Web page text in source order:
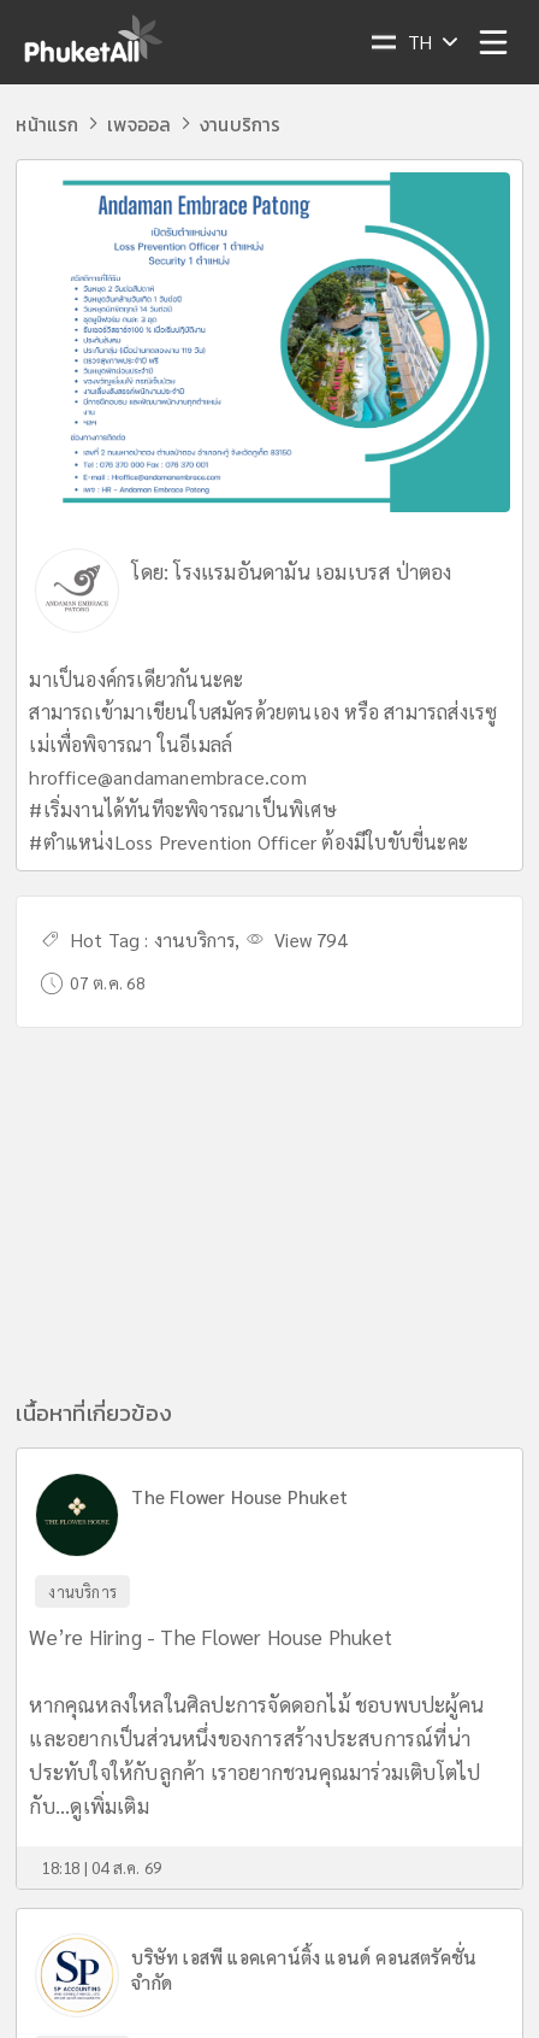
TH
หน้าแรก เพจออล งานบริการ
โดย:โรงแรมอันดามัน เอมเบรส ป่าตอง
มาเป็นองค์กรเดียวกันนะคะ
สามารถเข้ามาเขียนใบสมัครด้วยตนเอง หรือ สามารถส่งเรซู
เม่เพื่อพิจารณา ในอีเมลล์
hroffice@andamanembrace.com
#เริ่มงานได้ทันทีจะพิจารณาเป็นพิเศษ
#ตำแหน่งLoss Prevention Officer ต้องมีใบขับขี่นะคะ
Hot Tag : งานบริการ, View 794
07 ต.ค. 68
เนื้อหาที่เกี่ยวข้อง
The Flower House Phuket
งานบริการ
We’re Hiring - The Flower House Phuket
หากคุณหลงใหลในศิลปะการจัดดอกไม้ ชอบพบปะผู้คน
และอยากเป็นส่วนหนึ่งของการสร้างประสบการณ์ที่น่า
ประทับใจให้กับลูกค้า เราอยากชวนคุณมาร่วมเติบโตไป
กับ...ดูเพิ่มเติม
18:18 | 04 ส.ค. 69
บริษัท เอสพี แอคเคาน์ติ้ง แอนด์ คอนสตรัคชั่น
จำกัด